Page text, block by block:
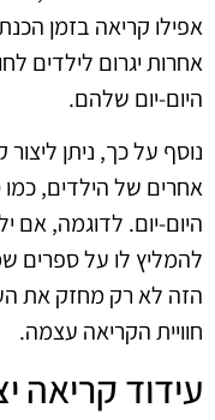
אפילו קריאה בזמן
אחרות יגרום לילדים
היום-יום שלהם.
נוסף על כך, ניתן ליצור
אחרים של הילדים, כמו
היום-יום. לדוגמה, אם
להמליץ לו על ספרים
הזה לא רק מחזק את
חוויית הקריאה עצמה.
עידוד קריאה